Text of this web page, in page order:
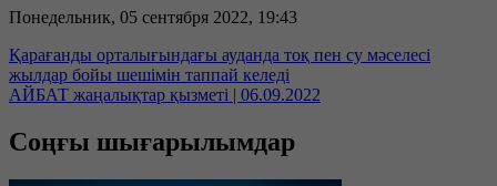
Понедельник, 05 сентября 2022, 19:43
Қарағанды орталығындағы ауданда тоқ пен су мәселесі
жылдар бойы шешімін таппай келеді
АЙБАТ жаңалықтар қызметі | 06.09.2022
Соңғы шығарылымдар